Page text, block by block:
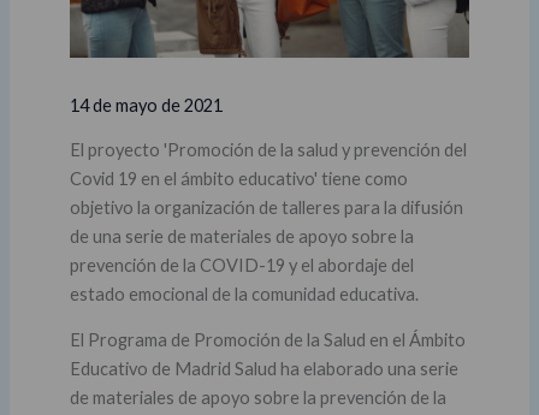
14 de mayo de 2021
El proyecto 'Promoción de la salud y prevención del
Covid 19 en el ámbito educativo' tiene como
objetivo la organización de talleres para la difusión
de una serie de materiales de apoyo sobre la
prevención de la COVID-19 y el abordaje del
estado emocional de la comunidad educativa.
El Programa de Promoción de la Salud en el Ámbito
Educativo de Madrid Salud ha elaborado una serie
de materiales de apoyo sobre la prevención de la